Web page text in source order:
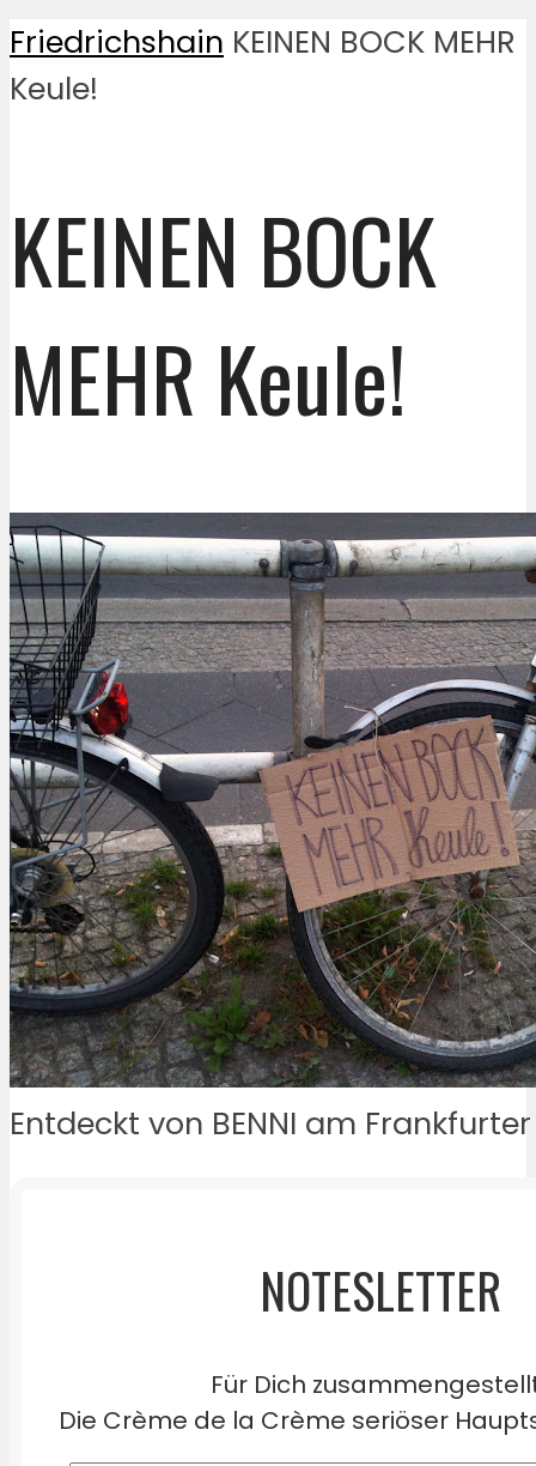
Friedrichshain KEINEN BOCK MEHR
Keule!
KEINEN BOCK
MEHR Keule!
Entdeckt von BENNI am
NOTESLETTER
Für Dich
Die Crème de la Crème seriöser